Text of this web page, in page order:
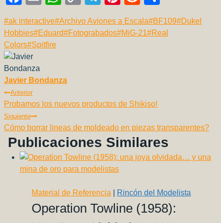
c
e
b
o
o
k
ail at
p
p
e
er d
m
Etiquetas
de
la
entrada:
#ak interactive#Archivo Aviones a Escala#BF109#Dukel
Hobbies#Eduard#Fotograbados#MiG-21#Real
Colors#Spitfire
Javier Bondanza
Navegación
De
Entradas
Anterior
Probamos los nuevos productos de Shikiso!
Siguiente
Cómo borrar lineas de moldeado en piezas transparentes?
Publicaciones Similares
Material de Referencia Rincón del Modelista
Operation Towline (1958):